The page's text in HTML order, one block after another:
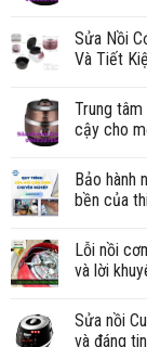
Sửa Nồi
Và Tiết
Trung
cậy cho
Bảo hành
bền của
Lỗi nồi
và lời
Sửa nồi
và đáng